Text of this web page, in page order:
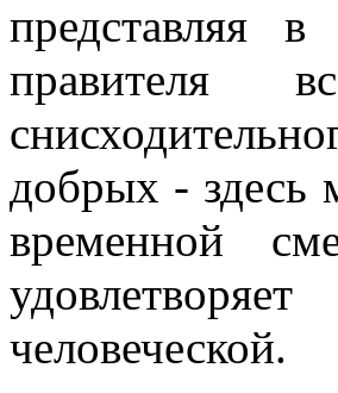
представляя
правителя
добрых - здесь
временной
человеческой.